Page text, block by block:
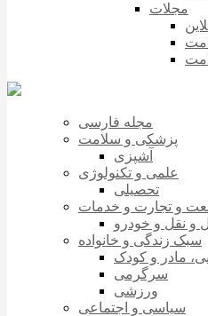
مجلات
مجله فارسی
پزشکی و سلامت
آشپزی
علمی و تکنولوژی
تحصیلی
و تجارت و خدمات
و نقل و خودرو
سبک زندگی و خانواده
مادر و کودک
سرگرمی
ورزشی
سیاسی و اجتماعی